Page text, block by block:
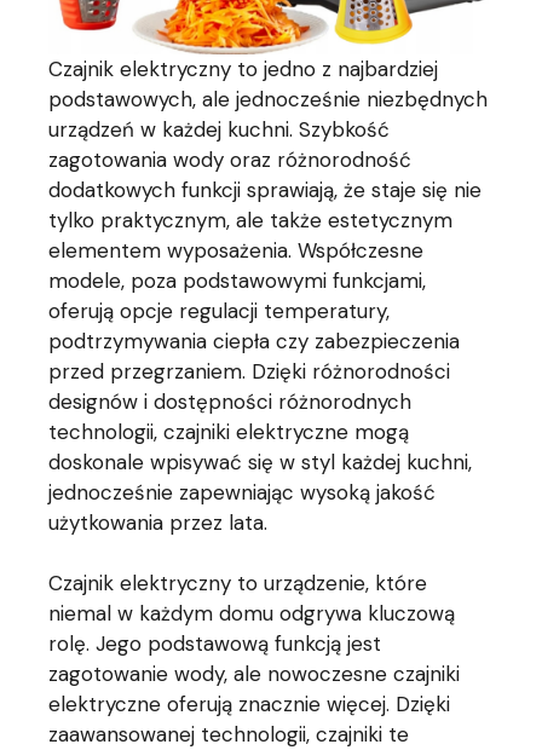
Czajnik elektryczny to jedno z najbardziej
podstawowych, ale jednocześnie niezbędnych
urządzeń w każdej kuchni. Szybkość
zagotowania wody oraz różnorodność
dodatkowych funkcji sprawiają, że staje się nie
tylko praktycznym, ale także estetycznym
elementem wyposażenia. Współczesne
modele, poza podstawowymi funkcjami,
oferują opcje regulacji temperatury,
podtrzymywania ciepła czy zabezpieczenia
przed przegrzaniem. Dzięki różnorodności
designów i dostępności różnorodnych
technologii, czajniki elektryczne mogą
doskonale wpisywać się w styl każdej kuchni,
jednocześnie zapewniając wysoką jakość
użytkowania przez lata.
Czajnik elektryczny to urządzenie, które
niemal w każdym domu odgrywa kluczową
rolę. Jego podstawową funkcją jest
zagotowanie wody, ale nowoczesne czajniki
elektryczne oferują znacznie więcej. Dzięki
zaawansowanej technologii, czajniki te